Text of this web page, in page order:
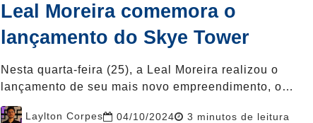
Leal Moreira comemora o
lançamento do Skye Tower
Nesta quarta-feira (25), a Leal Moreira realizou o
lançamento de seu mais novo empreendimento, o…
Post Laylton Corpes 04/10/2024Reading
3 minutos de leitura